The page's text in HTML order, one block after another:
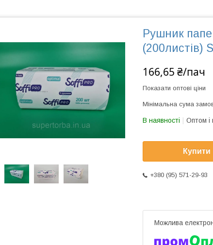
Рушник
(200листів)
166,65 ₴/пач
Показати оптові ціни
Мінімальна сума
В наявності Оптом і
Купити
+380 (95) 571-29-93